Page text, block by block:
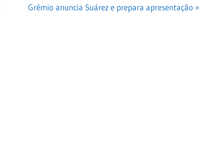
Next
Grêmio anuncia Suárez e prepara apresentação